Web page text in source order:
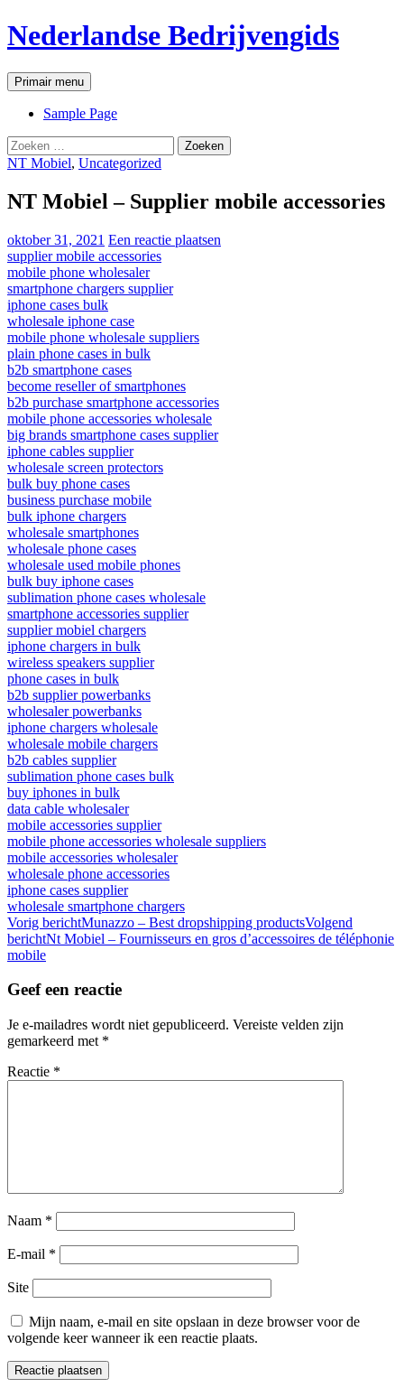
Ga
naar
inhoud
Nederlandse Bedrijvengids
Zoeken
Primair menu
Sample Page
Zoeken
naar:
NT Mobiel, Uncategorized
NT Mobiel – Supplier mobile accessories
oktober 31, 2021 Een reactie plaatsen
supplier mobile accessories
mobile phone wholesaler
smartphone chargers supplier
iphone cases bulk
wholesale iphone case
mobile phone wholesale suppliers
plain phone cases in bulk
b2b smartphone cases
become reseller of smartphones
b2b purchase smartphone accessories
mobile phone accessories wholesale
big brands smartphone cases supplier
iphone cables supplier
wholesale screen protectors
bulk buy phone cases
business purchase mobile
bulk iphone chargers
wholesale smartphones
wholesale phone cases
wholesale used mobile phones
bulk buy iphone cases
sublimation phone cases wholesale
smartphone accessories supplier
supplier mobiel chargers
iphone chargers in bulk
wireless speakers supplier
phone cases in bulk
b2b supplier powerbanks
wholesaler powerbanks
iphone chargers wholesale
wholesale mobile chargers
b2b cables supplier
sublimation phone cases bulk
buy iphones in bulk
data cable wholesaler
mobile accessories supplier
mobile phone accessories wholesale suppliers
mobile accessories wholesaler
wholesale phone accessories
iphone cases supplier
wholesale smartphone chargers
Bericht
navigatie
Vorig berichtMunazzo – Best dropshipping productsVolgend
berichtNt Mobiel – Fournisseurs en gros d’accessoires de téléphonie
mobile
Geef een reactie
Je e-mailadres wordt niet gepubliceerd. Vereiste velden zijn
gemarkeerd met *
Reactie *
Naam *
E-mail *
Site
Mijn naam, e-mail en site opslaan in deze browser voor de
volgende keer wanneer ik een reactie plaats.